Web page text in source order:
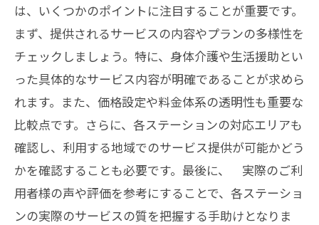
は、いくつかのポイントに注目することが重要です。
まず、提供されるサービスの内容やプランの多様性を
チェックしましょう。特に、身体介護や生活援助とい
った具体的なサービス内容が明確であることが求めら
れます。また、価格設定や料金体系の透明性も重要な
比較点です。さらに、各ステーションの対応エリアも
確認し、利用する地域でのサービス提供が可能かどう
かを確認することも必要です。最後に、 実際のご利
用者様の声や評価を参考にすることで、各ステーショ
ンの実際のサービスの質を把握する手助けとなりま